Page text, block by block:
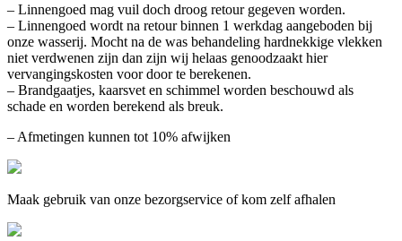
– Linnengoed mag vuil doch droog retour gegeven worden.
– Linnengoed wordt na retour binnen 1 werkdag aangeboden bij
onze wasserij. Mocht na de was behandeling hardnekkige vlekken
niet verdwenen zijn dan zijn wij helaas genoodzaakt hier
vervangingskosten voor door te berekenen.
– Brandgaatjes, kaarsvet en schimmel worden beschouwd als
schade en worden berekend als breuk.
– Afmetingen kunnen tot 10% afwijken
Maak gebruik van onze bezorgservice of kom zelf afhalen